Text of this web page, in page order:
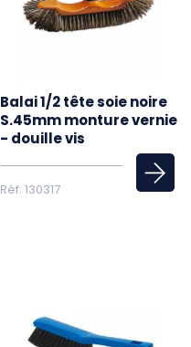
Balai 1/2 tête soie noire
S.45mm monture vernie
- douille vis
Réf. 130317